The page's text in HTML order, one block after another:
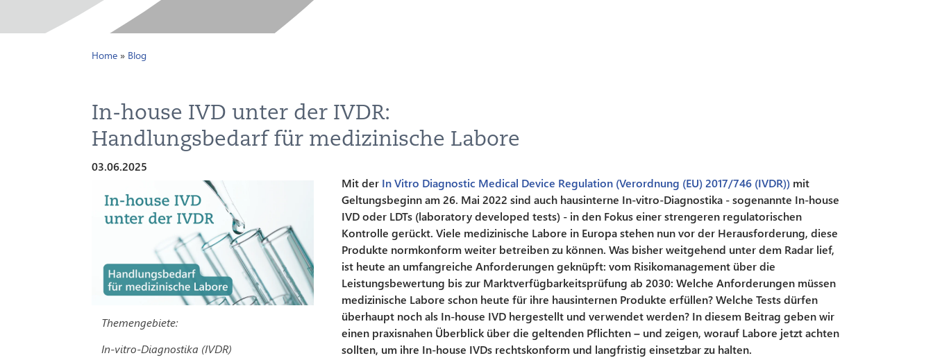
Home » Blog
In-house IVD unter der IVDR:
Handlungsbedarf für medizinische Labore
03.06.2025
Themengebiete:
In-vitro-Diagnostika (IVDR)
Mit der In Vitro Diagnostic Medical Device Regulation (Verordnung (EU) 2017/746 (IVDR)) mit
Geltungsbeginn am 26. Mai 2022 sind auch hausinterne In-vitro-Diagnostika - sogenannte In-house
IVD oder LDTs (laboratory developed tests) - in den Fokus einer strengeren regulatorischen
Kontrolle gerückt. Viele medizinische Labore in Europa stehen nun vor der Herausforderung, diese
Produkte normkonform weiter betreiben zu können. Was bisher weitgehend unter dem Radar lief,
ist heute an umfangreiche Anforderungen geknüpft: vom Risikomanagement über die
Leistungsbewertung bis zur Marktverfügbarkeitsprüfung ab 2030: Welche Anforderungen müssen
medizinische Labore schon heute für ihre hausinternen Produkte erfüllen? Welche Tests dürfen
überhaupt noch als In-house IVD hergestellt und verwendet werden? In diesem Beitrag geben wir
einen praxisnahen Überblick über die geltenden Pflichten – und zeigen, worauf Labore jetzt achten
sollten, um ihre In-house IVDs rechtskonform und langfristig einsetzbar zu halten.